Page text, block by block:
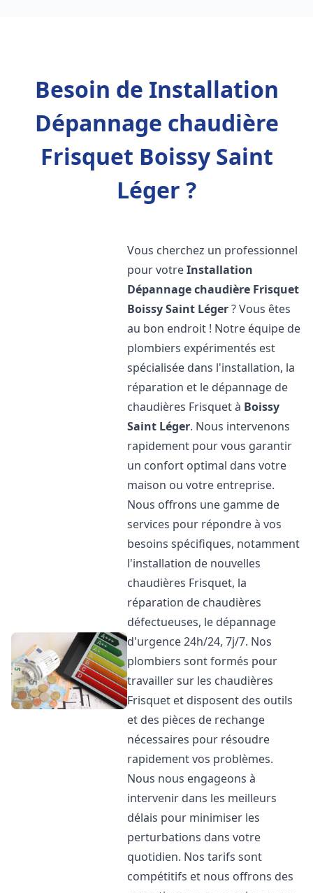
Besoin de Installation
Dépannage chaudière
Frisquet Boissy Saint
Léger ?
Vous cherchez un professionnel
pour votreInstallation
Dépannage chaudière Frisquet
Boissy Saint Léger? Vous êtes
au bon endroit ! Notre équipe de
plombiers expérimentés est
spécialisée dans l'installation, la
réparation et le dépannage de
chaudières Frisquet à Boissy
Saint Léger. Nous intervenons
rapidement pour vous garantir
un confort optimal dans votre
maison ou votre entreprise.
Nous offrons une gamme de
services pour répondre à vos
besoins spécifiques, notamment
l'installation de nouvelles
chaudières Frisquet, la
réparation de chaudières
défectueuses, le dépannage
d'urgence 24h/24, 7j/7. Nos
plombiers sont formés pour
travailler sur les chaudières
Frisquet et disposent des outils
et des pièces de rechange
nécessaires pour résoudre
rapidement vos problèmes.
Nous nous engageons à
intervenir dans les meilleurs
délais pour minimiser les
perturbations dans votre
quotidien. Nos tarifs sont
compétitifs et nous offrons des